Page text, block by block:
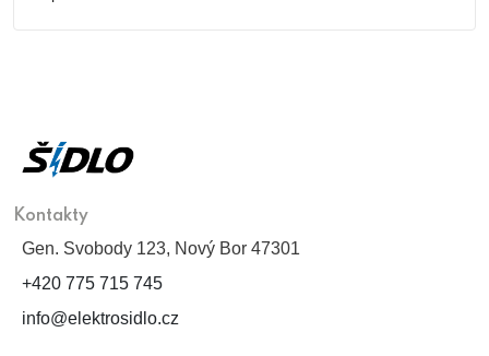
Kontakty
Gen. Svobody 123, Nový Bor 47301
+420 775 715 745
info@elektrosidlo.cz